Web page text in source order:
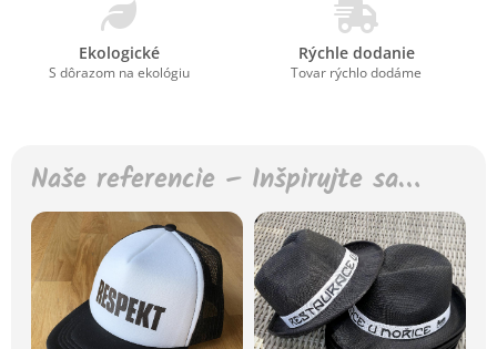
Ekologické
S dôrazom na ekológiu
Rýchle dodanie
Tovar rýchlo dodáme
Naše referencie – Inšpirujte sa…